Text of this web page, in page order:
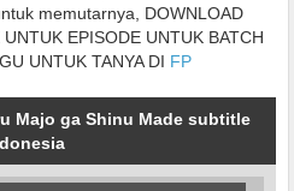
memutarnya, DOWNLOAD
EPISODE UNTUK BATCH
UNTUK TANYA DI FP
Majo ga Shinu Made subtitle